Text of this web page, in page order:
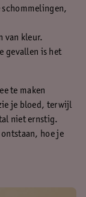
van kleur.
gevallen is het
te maken
je bloed, terwijl
niet ernstig.
hoe je